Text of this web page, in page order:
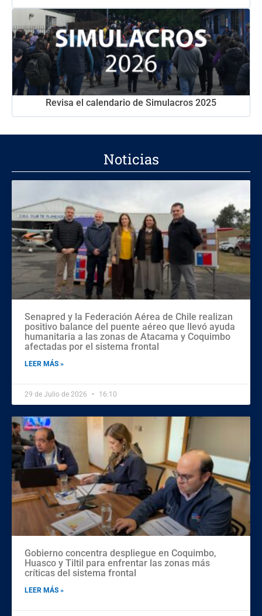
Revisa el calendario de Simulacros 2025
Noticias
Senapred y la Federación Aérea de Chile realizan
positivo balance del puente aéreo que llevó ayuda
humanitaria a las zonas de Atacama y Coquimbo
afectadas por el sistema frontal
LEER MÁS »
29 de Julio de 2026 16:10
Gobierno concentra despliegue en Coquimbo,
Huasco y Tiltil para enfrentar las zonas más
críticas del sistema frontal
LEER MÁS »